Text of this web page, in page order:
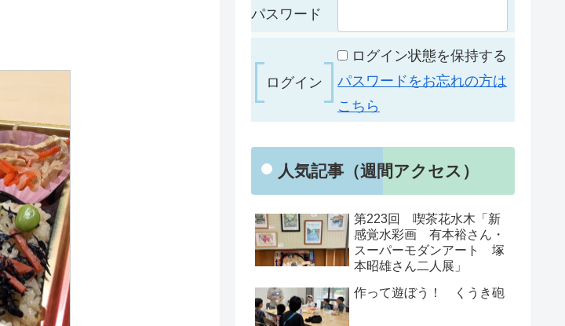
パスワード
ログイン状態を保持する
パスワードをお忘れの方は
こちら
人気記事（週間アクセス）
第223回 喫茶花水木「新
感覚水彩画 有本裕さん・
スーパーモダンアート 塚
本昭雄さん二人展」
作って遊ぼう！ くうき砲